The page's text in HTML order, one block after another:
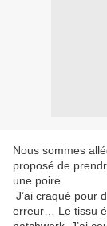
Nous sommes
proposé de
une poire.
J’ai craqué pour
erreur… Le tissu